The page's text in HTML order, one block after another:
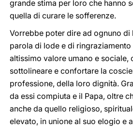
grande stima per loro che hanno
quella di curare le sofferenze.
Vorrebbe poter dire ad ognuno di
parola di lode e di ringraziamento
altissimo valore umano e sociale,
sottolineare e confortare la
professione, della loro dignità.
da essi compiuta e il Papa, oltre
anche da quello religioso,
elevato, in unione al suo elogio e